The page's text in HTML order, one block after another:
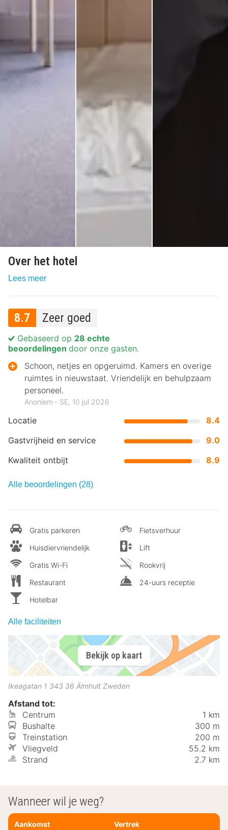
Over het hotel
Lees meer
8.7 Zeer goed
Locatie
8.4
Gastvrijheid en service
9.0
Kwaliteit ontbijt
8.9
Gebaseerd op 28 echte
beoordelingen door onze gasten.
Schoon, netjes en opgeruimd. Kamers en overige
ruimtes in nieuwstaat. Vriendelijk en behulpzaam
personeel.
Anoniem ‐ SE, 10 jul 2026
Alle beoordelingen (28)
Gratis parkeren
Huisdiervriendelijk
Gratis Wi-Fi
Restaurant
Hotelbar
Fietsverhuur
Lift
Rookvrij
24-uurs receptie
Alle faciliteiten
Bekijk op kaart
Ikeagatan 1 343 36 Älmhult Zweden
Afstand tot:
Centrum
1 km
Bushalte
300 m
Treinstation
200 m
Vliegveld
55.2 km
Strand
2.7 km
Wanneer wil je weg?
Aankomst Vertrek